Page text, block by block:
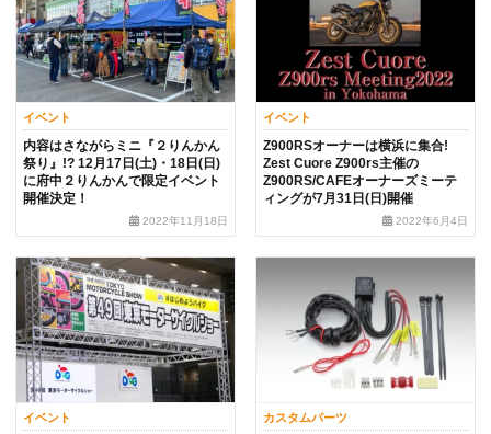
イベント
内容はさながらミニ『２りんかん
祭り』!? 12月17日(土)・18日(日)
に府中２りんかんで限定イベント
開催決定！
2022年11月18日
イベント
Z900RSオーナーは横浜に集合!
Zest Cuore Z900rs主催の
Z900RS/CAFEオーナーズミーテ
ィングが7月31日(日)開催
2022年6月4日
イベント カスタムパーツ